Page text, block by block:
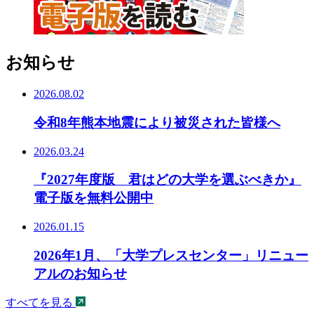
お知らせ
2026.08.02
令和8年熊本地震により被災された皆様へ
2026.03.24
『2027年度版 君はどの大学を選ぶべきか』
電子版を無料公開中
2026.01.15
2026年1月、「大学プレスセンター」リニュー
アルのお知らせ
すべてを見る